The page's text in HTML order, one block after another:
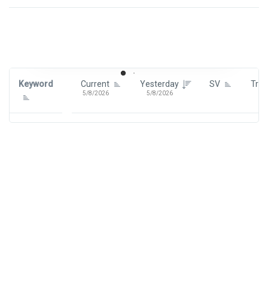
Keyword Current
5/8/2026
Yesterday
5/8/2026
SV